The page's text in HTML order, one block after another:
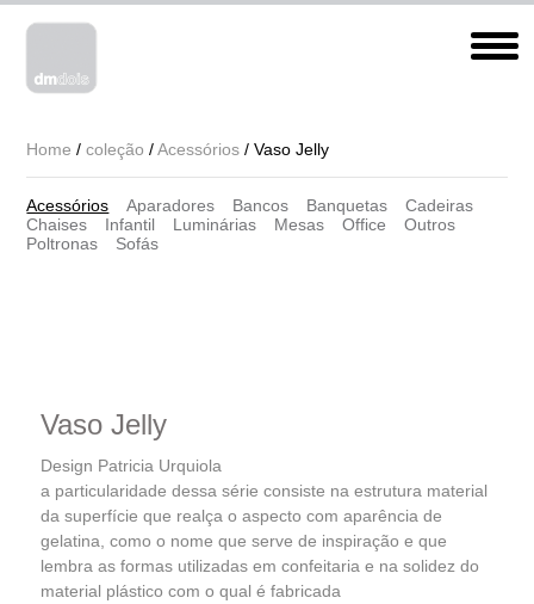
Home /coleção /Acessórios / Vaso Jelly
Acessórios Aparadores Bancos Banquetas
Cadeiras
Chaises
Infantil Luminárias Mesas Office
Outros
Poltronas
Sofás
Vaso Jelly
Design Patricia Urquiola
a particularidade dessa série consiste na estrutura material
da superfície que realça o aspecto com aparência de
gelatina, como o nome que serve de inspiração e que
lembra as formas utilizadas em confeitaria e na solidez do
material plástico com o qual é fabricada